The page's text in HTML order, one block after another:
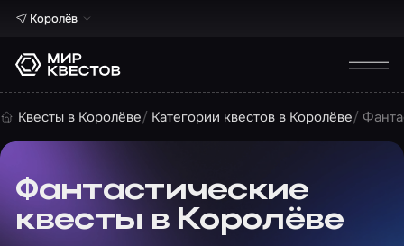
Королёв
Квесты в Королёве Категории квестов в Королёве
Фантастические
квесты в Королёве